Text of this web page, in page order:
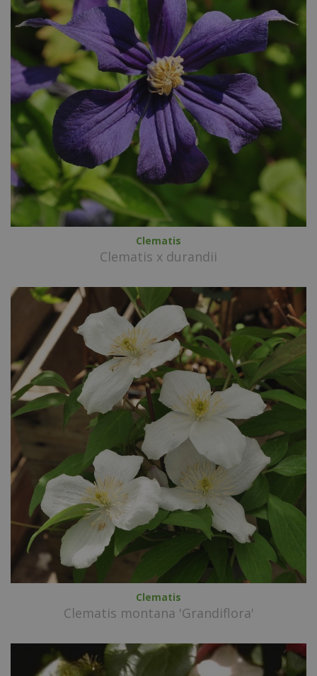
Clematis
Clematis x durandii
Clematis
Clematis montana 'Grandiflora'